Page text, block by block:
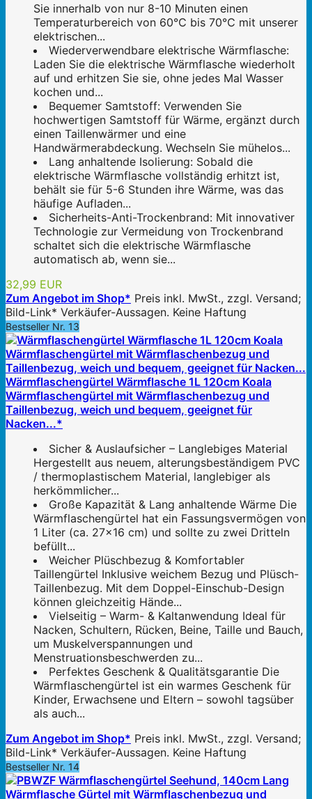
Sie innerhalb von nur 8-10 Minuten einen
Temperaturbereich von 60℃ bis 70℃ mit unserer
elektrischen...
Wiederverwendbare elektrische Wärmflasche:
Laden Sie die elektrische Wärmflasche wiederholt
auf und erhitzen Sie sie, ohne jedes Mal Wasser
kochen und...
Bequemer Samtstoff: Verwenden Sie
hochwertigen Samtstoff für Wärme, ergänzt durch
einen Taillenwärmer und eine
Handwärmerabdeckung. Wechseln Sie mühelos...
Lang anhaltende Isolierung: Sobald die
elektrische Wärmflasche vollständig erhitzt ist,
behält sie für 5-6 Stunden ihre Wärme, was das
häufige Aufladen...
Sicherheits-Anti-Trockenbrand: Mit innovativer
Technologie zur Vermeidung von Trockenbrand
schaltet sich die elektrische Wärmflasche
automatisch ab, wenn sie...
32,99 EUR
Zum Angebot im Shop* Preis inkl. MwSt., zzgl. Versand;
Bild-Link* Verkäufer-Aussagen. Keine Haftung
Bestseller Nr. 13
Wärmflaschengürtel Wärmflasche 1L 120cm Koala
Wärmflaschengürtel mit Wärmflaschenbezug und
Taillenbezug, weich und bequem, geeignet für
Nacken...*
Sicher & Auslaufsicher – Langlebiges Material
Hergestellt aus neuem, alterungsbeständigem PVC
/ thermoplastischem Material, langlebiger als
herkömmlicher...
Große Kapazität & Lang anhaltende Wärme Die
Wärmflaschengürtel hat ein Fassungsvermögen von
1 Liter (ca. 27×16 cm) und sollte zu zwei Dritteln
befüllt...
Weicher Plüschbezug & Komfortabler
Taillengürtel Inklusive weichem Bezug und Plüsch-
Taillenbezug. Mit dem Doppel-Einschub-Design
können gleichzeitig Hände...
Vielseitig – Warm- & Kaltanwendung Ideal für
Nacken, Schultern, Rücken, Beine, Taille und Bauch,
um Muskelverspannungen und
Menstruationsbeschwerden zu...
Perfektes Geschenk & Qualitätsgarantie Die
Wärmflaschengürtel ist ein warmes Geschenk für
Kinder, Erwachsene und Eltern – sowohl tagsüber
als auch...
Zum Angebot im Shop* Preis inkl. MwSt., zzgl. Versand;
Bild-Link* Verkäufer-Aussagen. Keine Haftung
Bestseller Nr. 14